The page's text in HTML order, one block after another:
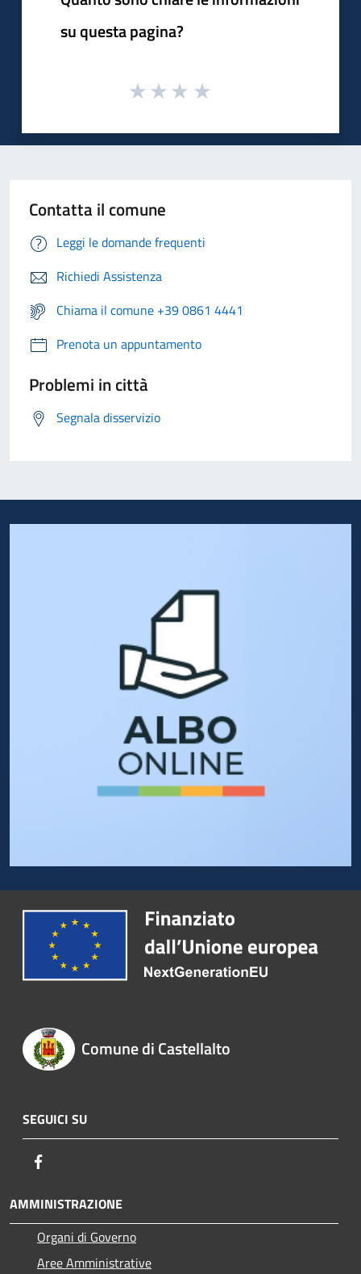
su questa pagina?
Contatta il comune
Leggi le domande frequenti
Richiedi Assistenza
Chiama il comune +39 0861 4441
Prenota un appuntamento
Problemi in città
Segnala disservizio
Comune di Castellalto
SEGUICI SU
AMMINISTRAZIONE
Organi di Governo
Aree Amministrative